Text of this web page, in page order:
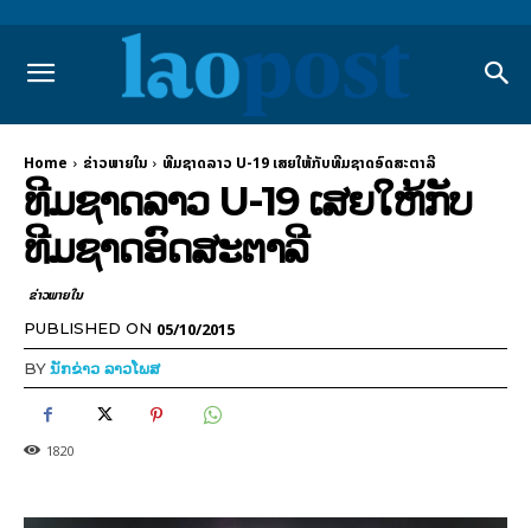
Home ຂ່າວພາຍ​ໃນ ທີມຊາດລາວ U-19 ເສຍໃຫ້ກັບທີມຊາດອົດສະຕາລີ
ທີມຊາດລາວ U-19 ເສຍໃຫ້ກັບ
ທີມຊາດອົດສະຕາລີ
ຂ່າວພາຍ​ໃນ
PUBLISHED ON 05/10/2015
BYນັກຂ່າວ ລາວໂພສ
1820